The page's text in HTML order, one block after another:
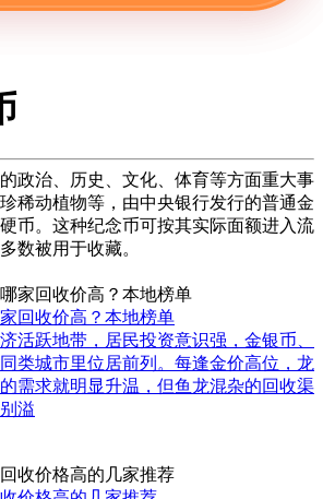
政治、历史、文化、体育等方面重大事
稀动植物等，由中央银行发行的普通金
币。这种纪念币可按其实际面额进入流
数被用于收藏。
回收价高？本地榜单
跃地带，居民投资意识强，金银币、
类城市里位居前列。每逢金价高位，龙
需求就明显升温，但鱼龙混杂的回收渠
溢